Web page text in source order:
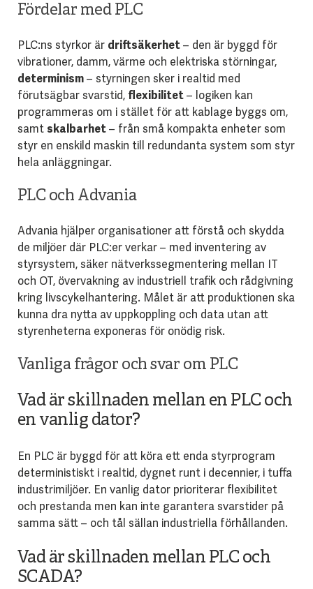
Fördelar med PLC
PLC:ns styrkor är driftsäkerhet– den är byggd för
vibrationer, damm, värme och elektriska störningar,
determinism– styrningen sker i realtid med
förutsägbar svarstid, flexibilitet– logiken kan
programmeras om i stället för att kablage byggs om,
samt skalbarhet– från små kompakta enheter som
styr en enskild maskin till redundanta system som styr
hela anläggningar.
PLC och Advania
Advania hjälper organisationer att förstå och skydda
de miljöer där PLC:er verkar – med inventering av
styrsystem, säker nätverkssegmentering mellan IT
och OT, övervakning av industriell trafik och rådgivning
kring livscykelhantering. Målet är att produktionen ska
kunna dra nytta av uppkoppling och data utan att
styrenheterna exponeras för onödig risk.
Vanliga frågor och svar om PLC
Vad är skillnaden mellan en PLC och
en vanlig dator?
En PLC är byggd för att köra ett enda styrprogram
deterministiskt i realtid, dygnet runt i decennier, i tuffa
industrimiljöer. En vanlig dator prioriterar flexibilitet
och prestanda men kan inte garantera svarstider på
samma sätt – och tål sällan industriella förhållanden.
Vad är skillnaden mellan PLC och
SCADA?